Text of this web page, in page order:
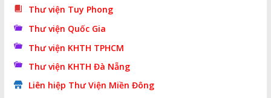
Thư viện Tuy Phong
Thư viện Quốc Gia
Thư viện KHTH TPHCM
Thư viện KHTH Đà Nẵng
Liên hiệp Thư Viện Miền Đông